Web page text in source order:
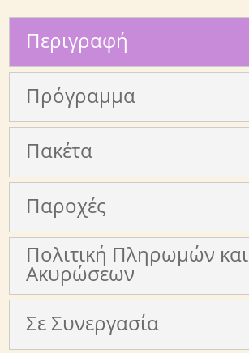
Περιγραφή
Πρόγραμμα
Πακέτα
Παροχές
Πολιτική Πληρωμών και
Ακυρώσεων
Σε Συνεργασία